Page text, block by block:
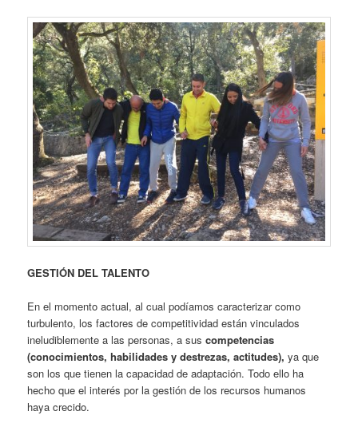
GESTIÓN DEL TALENTO
En el momento actual, al cual podíamos caracterizar como
turbulento, los factores de competitividad están vinculados
ineludiblemente a las personas, a suscompetencias
(conocimientos, habilidades y destrezas, actitudes), ya que
son los que tienen la capacidad de adaptación. Todo ello ha
hecho que el interés por la gestión de los recursos humanos
haya crecido.